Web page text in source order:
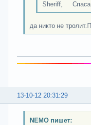
Sheriff,
да никто не
13-10-12 20:31:29
NEMO пишет: